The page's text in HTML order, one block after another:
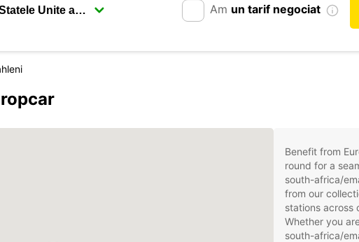
Am un tarif negociat
Benefit from
round for a
south-africa/
from our
stations across
Whether you
south-africa/